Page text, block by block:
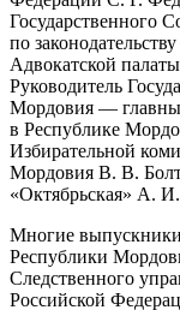
Государственного
по
Адвокатской
Руководитель
Мордовия —
в Республике
Избирательной
Мордовия В. В.
«Октябрьская» А.
Многие выпускники
Республики
Следственного
Российской